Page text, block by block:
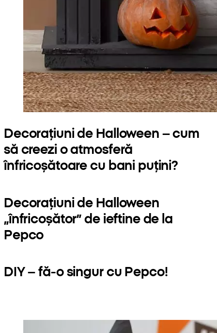
Decorațiuni de Halloween – cum
să creezi o atmosferă
înfricoșătoare cu bani puțini?
Decorațiuni de Halloween
„înfricoșător” de ieftine de la
Pepco
DIY – fă-o singur cu Pepco!